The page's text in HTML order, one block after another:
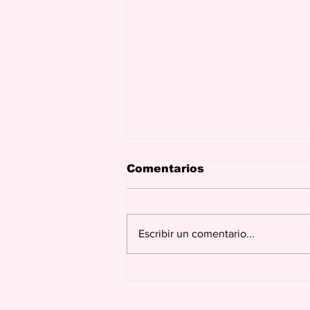
Comentarios
Escribir un comentario...